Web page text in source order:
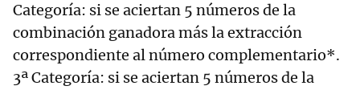
Categoría: si se aciertan 5 números de la
combinación ganadora más la extracción
correspondiente al número complementario*.
3ª Categoría: si se aciertan 5 números de la